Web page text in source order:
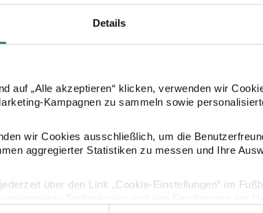
Details
auf „Alle akzeptieren“ klicken, verwenden wir
Kampagnen zu sammeln sowie
wir Cookies ausschließlich, um die
aggregierter Statistiken zu messen und Ihre
über den Link „Cookie-Einstellungen“ im
Hersteller